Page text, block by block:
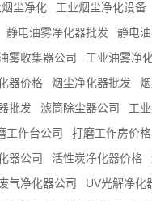
尘净化 工业烟尘净化设备
静电油雾净化器批发 静电
雾收集器公司 工业油雾净
器价格 烟尘净化器批发
批发 滤筒除尘器公司 工
工作台公司 打磨工作房价格
器公司 活性炭净化器价格
气净化器公司 UV光解净化